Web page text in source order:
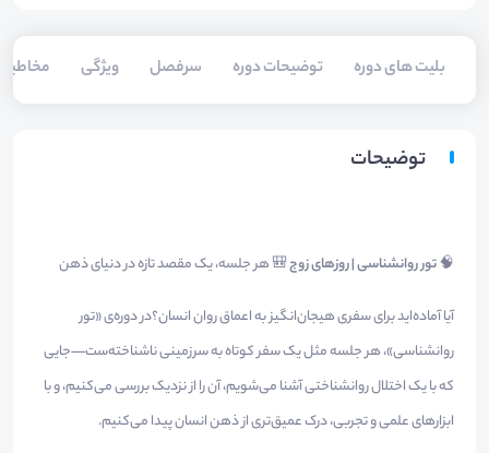
بلیت های دوره توضیحات دوره سرفصل ویژگی
توضیحات
🧠تور روانشناسی | روزهای زوج🎒 هر جلسه، یک مقصد تازه در دنیای ذهن
آیا آماده‌اید برای سفری هیجان‌انگیز به اعماق روان انسان؟در دوره‌ی «تور
روانشناسی»، هر جلسه مثل یک سفر کوتاه به سرزمینی ناشناخته‌ست—جایی
که با یک اختلال روانشناختی آشنا می‌شویم، آن را از نزدیک بررسی می‌کنیم، و با
ابزارهای علمی و تجربی، درک عمیق‌تری از ذهن انسان پیدا می‌کنیم.